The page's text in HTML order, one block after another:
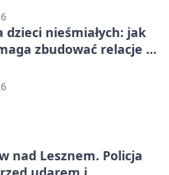
dzieci nieśmiałych: jak
zbudować relacje z
nad Lesznem. Policja